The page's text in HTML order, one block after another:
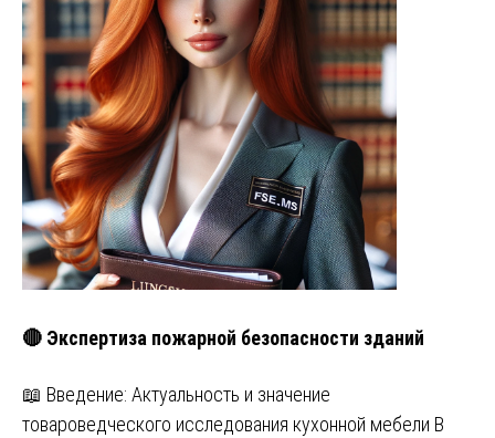
🔴 Экспертиза пожарной безопасности зданий
📖 Введение: Актуальность и значение
товароведческого исследования кухонной мебели В